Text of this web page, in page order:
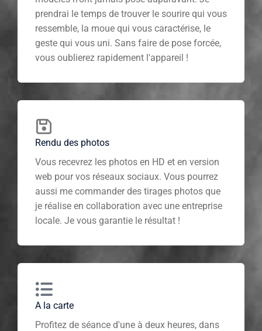
prendrai le temps de trouver le sourire qui vous
ressemble, la moue qui vous caractérise, le
geste qui vous uni. Sans faire de pose forcée,
vous oublierez rapidement l'appareil !
Rendu des photos
Vous recevrez les photos en HD et en version
web pour vos réseaux sociaux. Vous pourrez
aussi me commander des tirages photos que
je réalise en collaboration avec une entreprise
locale. Je vous garantie le résultat !
A la carte
Profitez de séance d'une à deux heures, dans